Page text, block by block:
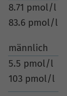
8.71 pmol/l
83.6 pmol/l
männlich
5.5 pmol/l
103 pmol/l